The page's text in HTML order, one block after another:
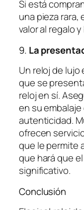
Si está
una pieza
valor al regalo
9. La
Un reloj de lujo
que se
reloj en sí.
en su
autenticidad.
ofrecen
que le permite
que hará que
significativo.
Conclusión